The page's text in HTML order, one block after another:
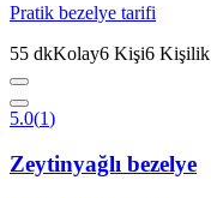
Pratik bezelye tarifi
55 dkKolay6 Kişi6 Kişilik
5.0(1)
Zeytinyağlı bezelye